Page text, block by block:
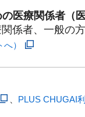
医療関係者（
係者、一般の
）
PLUS CHUGAI